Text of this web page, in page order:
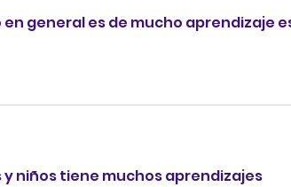
general es de mucho aprendizaje
niños tiene muchos aprendizajes